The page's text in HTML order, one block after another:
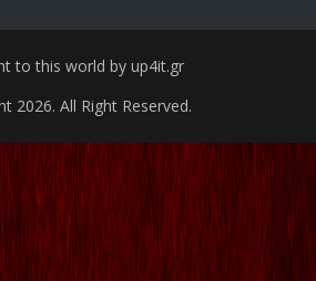
to this world by up4it.gr
2026. All Right Reserved.